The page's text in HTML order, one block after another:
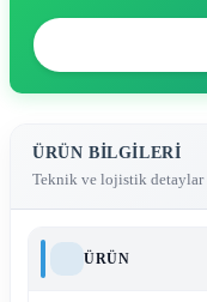
ÜRÜN BILGILERI
Teknik ve lojistik detaylar
ÜRÜN